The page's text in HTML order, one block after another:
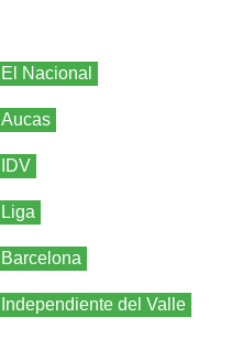
El Nacional
Aucas
IDV
Liga
Barcelona
Independiente del Valle